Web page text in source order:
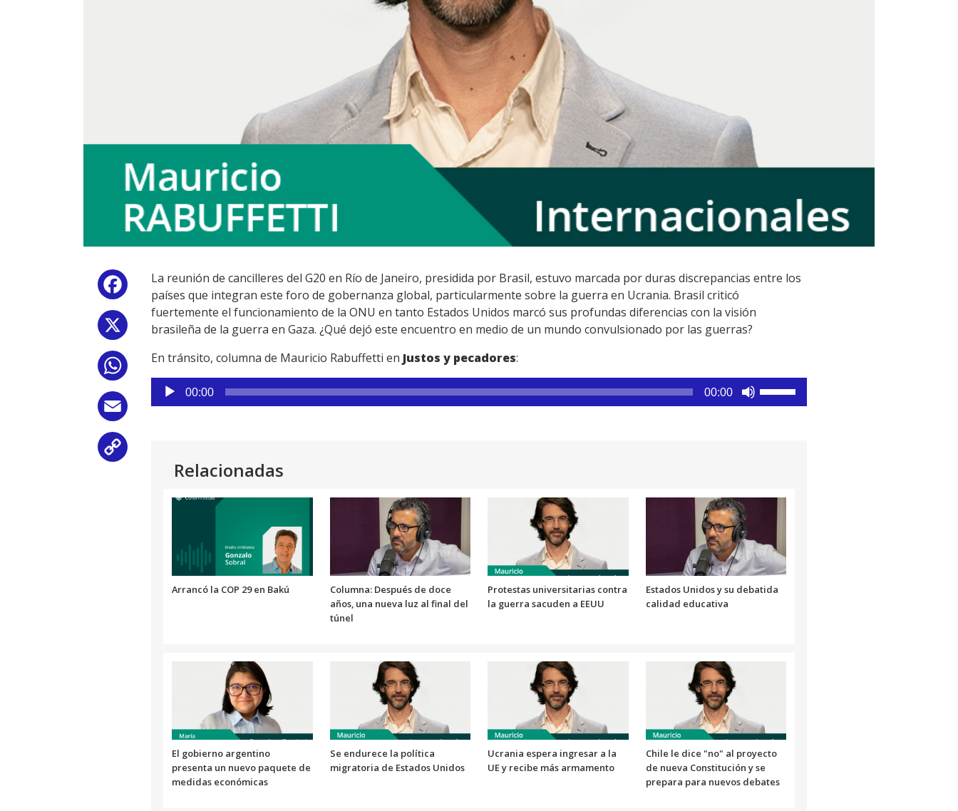
Facebook
Email
La reunión de cancilleres del G20 en Río de Janeiro, presidida por Brasil, estuvo marcada por duras discrepancias entre los
países que integran este foro de gobernanza global, particularmente sobre la guerra en Ucrania. Brasil criticó
fuertemente el funcionamiento de la ONU en tanto Estados Unidos marcó sus profundas diferencias con la visión
brasileña de la guerra en Gaza. ¿Qué dejó este encuentro en medio de un mundo convulsionado por las guerras?
En tránsito, columna de Mauricio Rabuffetti en Justos y pecadores:
Reproductor
de
00:00 00:00
aumentar
el
volumen.
Relacionadas
Arrancó la COP 29 en Bakú
Columna: Después de doce
años, una nueva luz al final del
túnel
Protestas universitarias contra
la guerra sacuden a EEUU
Estados Unidos y su debatida
calidad educativa
El gobierno argentino
presenta un nuevo paquete de
medidas económicas
Se endurece la política
migratoria de Estados Unidos
Ucrania espera ingresar a la
UE y recibe más armamento
Chile le dice "no" al proyecto
de nueva Constitución y se
prepara para nuevos debates